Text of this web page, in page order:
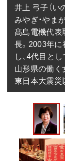
井上 弓子（い
みやぎ・やま
髙島電機代表
長。2003年
し、4代目と
山形県の働く
東日本大震災